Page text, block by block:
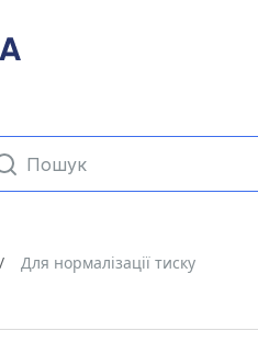
Для нормалізації тиску